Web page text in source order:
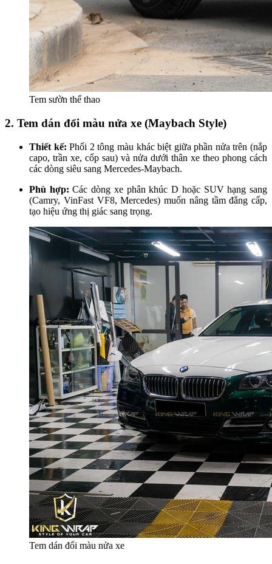
Tem sườn thể thao
2. Tem dán đổi màu nửa xe (Maybach Style)
Thiết kế: Phối 2 tông màu khác biệt giữa phần nửa trên (nắp
capo, trần xe, cốp sau) và nửa dưới thân xe theo phong cách
các dòng siêu sang Mercedes-Maybach.
Phù hợp: Các dòng xe phân khúc D hoặc SUV hạng sang
(Camry, VinFast VF8, Mercedes) muốn nâng tầm đẳng cấp,
tạo hiệu ứng thị giác sang trọng.
Tem dán đổi màu nửa xe